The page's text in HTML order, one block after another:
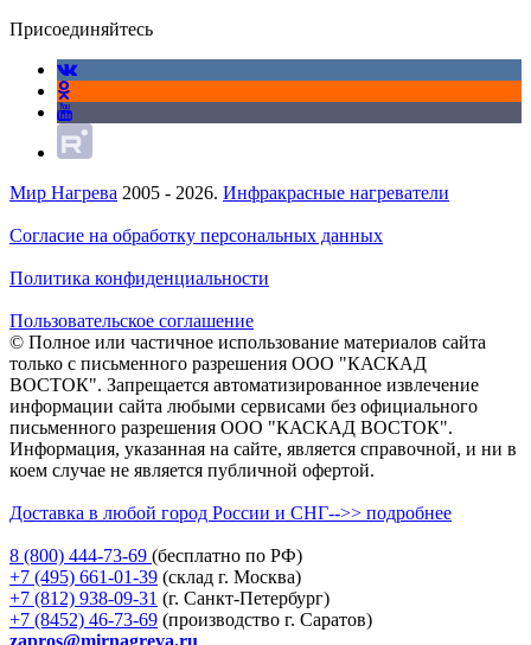
Присоединяйтесь
Мир Нагрева 2005 - 2026. Инфракрасные нагреватели
Согласие на обработку персональных данных
Политика конфиденциальности
Пользовательское соглашение
© Полное или частичное использование материалов сайта
только с письменного разрешения ООО "КАСКАД
ВОСТОК". Запрещается автоматизированное извлечение
информации сайта любыми сервисами без официального
письменного разрешения ООО "КАСКАД ВОСТОК".
Информация, указанная на сайте, является справочной, и ни в
коем случае не является публичной офертой.
Доставка в любой город России и СНГ-->> подробнее
8 (800) 444-73-69 (бесплатно по РФ)
+7 (495) 661-01-39 (склад г. Москва)
+7 (812) 938-09-31 (г. Санкт-Петербург)
+7 (8452) 46-73-69 (производство г. Саратов)
zapros@mirnagreva.ru